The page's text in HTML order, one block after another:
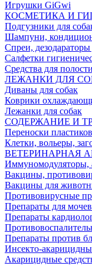
Игрушки GiGwi
КОСМЕТИКА И
Подгузники для
Шампуни,
Спреи, дезодараторы
Салфетки
Средства для
ЛЕЖАНКИ ДЛЯ
Диваны для собак
Коврики
Лежанки для собак
СОДЕРЖАНИЕ И
Переноски
Клетки, вольеры,
ВЕТЕРИНАРНАЯ
Иммуномодуляторы,
Вакцины,
Вакцины для
Противовирусные
Препараты для
Препараты
Препараты против
Инсекто-
Акарицидные